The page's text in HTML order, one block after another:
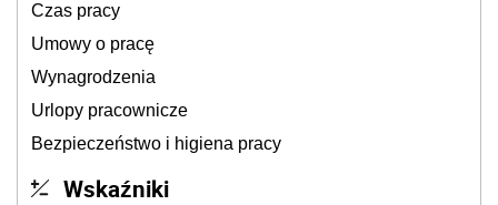
Czas pracy
Umowy o pracę
Wynagrodzenia
Urlopy pracownicze
Bezpieczeństwo i higiena pracy
Wskaźniki